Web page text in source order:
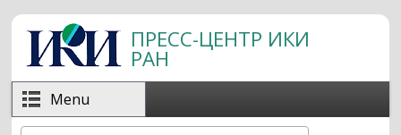
Перейти к основному содержанию
ПРЕСС-ЦЕНТР ИКИ
РАН
Menu